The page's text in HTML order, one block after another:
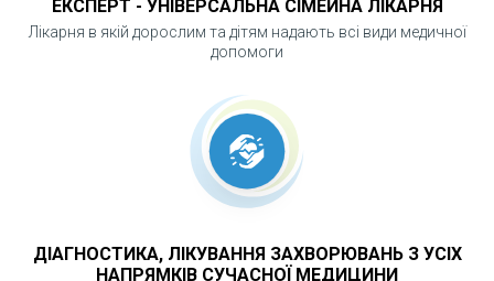
ЕКСПЕРТ - УНІВЕРСАЛЬНА СІМЕЙНА ЛІКАРНЯ
Лікарня в якій дорослим та дітям надають всі види медичної
допомоги
ДІАГНОСТИКА, ЛІКУВАННЯ ЗАХВОРЮВАНЬ З УСІХ
НАПРЯМКІВ СУЧАСНОЇ МЕДИЦИНИ